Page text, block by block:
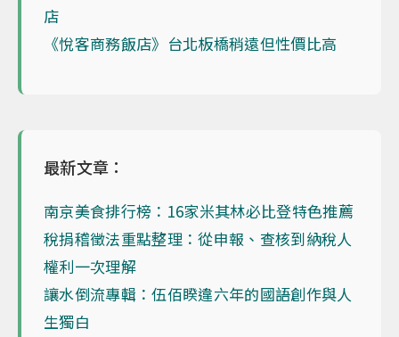
店
《悅客商務飯店》台北板橋稍遠但性價比高
最新文章：
南京美食排行榜：16家米其林必比登特色推薦
稅捐稽徵法重點整理：從申報、查核到納稅人
權利一次理解
讓水倒流專輯：伍佰睽違六年的國語創作與人
生獨白